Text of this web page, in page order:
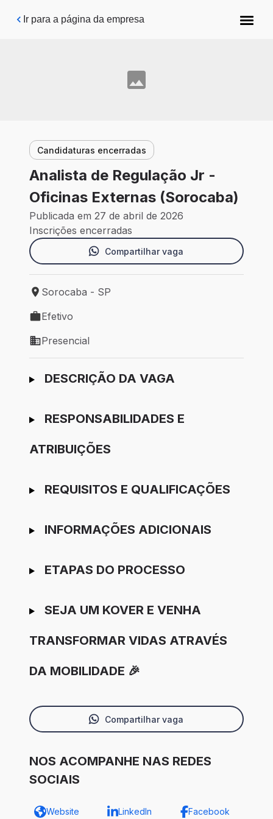
Pular para o conteúdo principal
Ir para a página da empresa
Candidaturas encerradas
Analista de Regulação Jr -
Oficinas Externas (Sorocaba)
Publicada em 27 de abril de 2026
Inscrições encerradas
Compartilhar vaga
Local de trabalho: Sorocaba - SP
Sorocaba - SP
Tipo de vaga: Efetivo
Efetivo
Modelo de trabalho: Presencial
Presencial
Ir para candidatura
DESCRIÇÃO DA VAGA
RESPONSABILIDADES E
ATRIBUIÇÕES
REQUISITOS E QUALIFICAÇÕES
INFORMAÇÕES ADICIONAIS
ETAPAS DO PROCESSO
SEJA UM KOVER E VENHA
TRANSFORMAR VIDAS ATRAVÉS
DA MOBILIDADE 🎉
Compartilhar vaga
NOS ACOMPANHE NAS REDES
SOCIAIS
Website LinkedIn Facebook